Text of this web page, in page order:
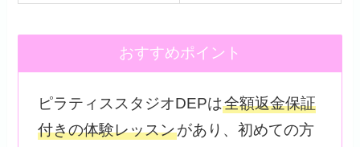
おすすめポイント
ピラティススタジオDEPは全額返金保証
付きの体験レッスンがあり、初めての方